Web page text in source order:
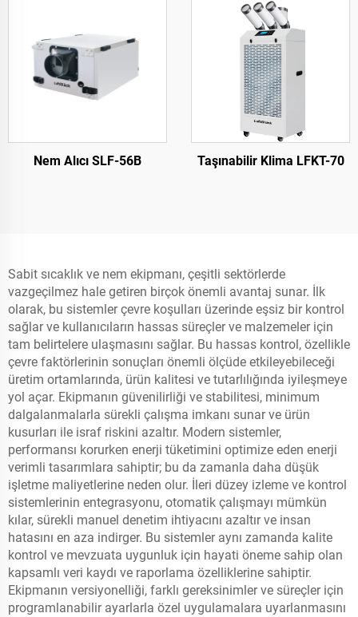
Nem Alıcı SLF-56B Taşınabilir Klima LFKT-70
Sabit sıcaklık ve nem ekipmanı, çeşitli sektörlerde
vazgeçilmez hale getiren birçok önemli avantaj sunar. İlk
olarak, bu sistemler çevre koşulları üzerinde eşsiz bir kontrol
sağlar ve kullanıcıların hassas süreçler ve malzemeler için
tam belirtelere ulaşmasını sağlar. Bu hassas kontrol, özellikle
çevre faktörlerinin sonuçları önemli ölçüde etkileyebileceği
üretim ortamlarında, ürün kalitesi ve tutarlılığında iyileşmeye
yol açar. Ekipmanın güvenilirliği ve stabilitesi, minimum
dalgalanmalarla sürekli çalışma imkanı sunar ve ürün
kusurları ile israf riskini azaltır. Modern sistemler,
performansı korurken enerji tüketimini optimize eden enerji
verimli tasarımlara sahiptir; bu da zamanla daha düşük
işletme maliyetlerine neden olur. İleri düzey izleme ve kontrol
sistemlerinin entegrasyonu, otomatik çalışmayı mümkün
kılar, sürekli manuel denetim ihtiyacını azaltır ve insan
hatasını en aza indirger. Bu sistemler aynı zamanda kalite
kontrol ve mevzuata uygunluk için hayati öneme sahip olan
kapsamlı veri kaydı ve raporlama özelliklerine sahiptir.
Ekipmanın versiyonelliği, farklı gereksinimler ve süreçler için
programlanabilir ayarlarla özel uygulamalara uyarlanmasını